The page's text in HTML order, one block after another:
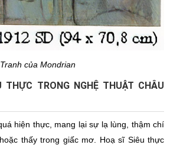
Tranh của Mondrian
THỰC TRONG NGHỆ THUẬT CHÂU
hiện thực, mang lại sự lạ lùng, thậm chí
thấy trong giấc mơ. Hoạ sĩ Siêu thực